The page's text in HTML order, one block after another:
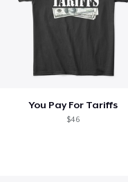
You Pay For Tariffs
$46